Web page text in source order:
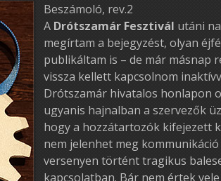
Beszámoló, rev.2
A Drótszamár Fesztivál utáni
megírtam a bejegyzést, olyan
publikáltam is – de már másnap
vissza kellett kapcsolnom
Drótszamár hivatalos honlapon
ugyanis hajnalban a szervezők
hogy a hozzátartozók kifejezett
nem jelenhet meg kommunikáció
versenyen történt tragikus
kapcsolatban. Bár nem értek